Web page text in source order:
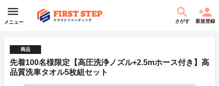
メニュー さがす 新規登録
商品
先着100名様限定【高圧洗浄ノズル+2.5mホース付き】高
品質洗車タオル5枚組セット